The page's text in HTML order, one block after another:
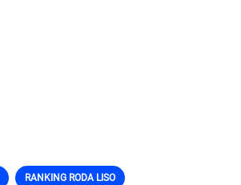
RANKING RODA LISO